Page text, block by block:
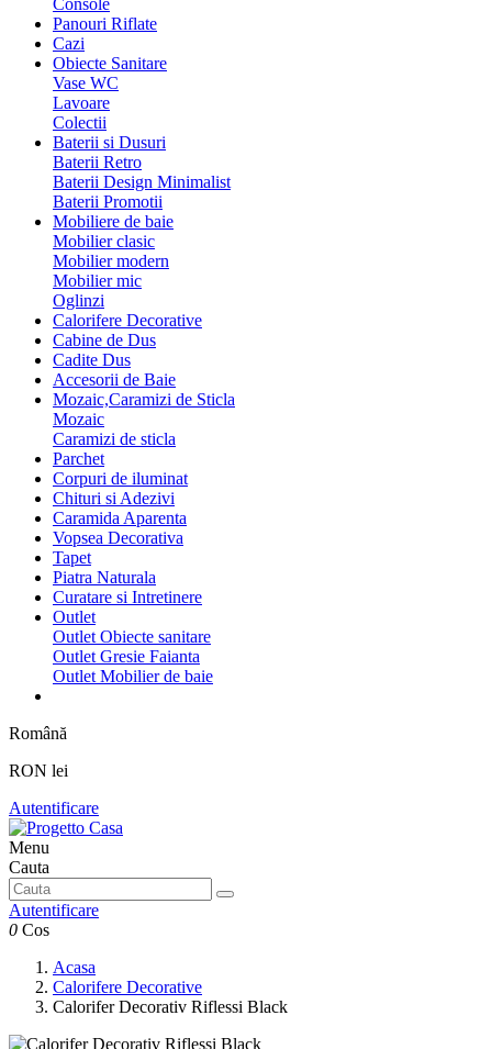
Console
Panouri Riflate
Cazi
Obiecte Sanitare
Vase WC
Lavoare
Colectii
Baterii si Dusuri
Baterii Retro
Baterii Design Minimalist
Baterii Promotii
Mobiliere de baie
Mobilier clasic
Mobilier modern
Mobilier mic
Oglinzi
Calorifere Decorative
Cabine de Dus
Cadite Dus
Accesorii de Baie
Mozaic,Caramizi de Sticla
Mozaic
Caramizi de sticla
Parchet
Corpuri de iluminat
Chituri si Adezivi
Caramida Aparenta
Vopsea Decorativa
Tapet
Piatra Naturala
Curatare si Intretinere
Outlet
Outlet Obiecte sanitare
Outlet Gresie Faianta
Outlet Mobilier de baie
Română
RON lei
Autentificare
Menu
Cauta
Autentificare
0 Cos
Acasa
Calorifere Decorative
Calorifer Decorativ Riflessi Black